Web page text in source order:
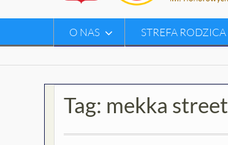
O NAS STREFA RODZICA
Tag: mekka street